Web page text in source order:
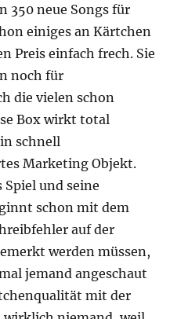
350 neue Songs für
einiges an Kärtchen
Preis einfach frech. Sie
noch für
die vielen schon
Box wirkt total
schnell
Marketing Objekt.
und seine
schon mit dem
auf der
werden müssen,
jemand angeschaut
mit der